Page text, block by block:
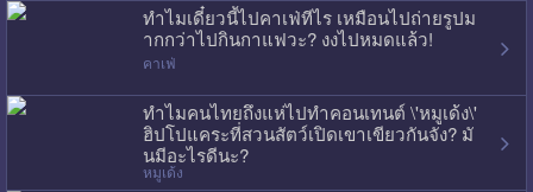
ทำไมเดี๋ยวนี้ไปคาเฟ่ทีไร เหมือนไปถ่ายรูปม
ากกว่าไปกินกาแฟวะ? งงไปหมดแล้ว!
คาเฟ่
ทำไมคนไทยถึงแห่ไปทำคอนเทนต์ \'หมูเด้ง\'
ฮิปโปแคระที่สวนสัตว์เปิดเขาเขียวกันจัง? มั
นมีอะไรดีนะ?
หมูเด้ง